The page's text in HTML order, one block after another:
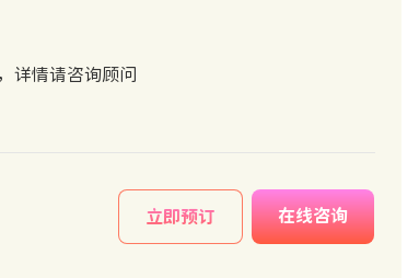
详情请咨询顾问
立即预订 在线咨询